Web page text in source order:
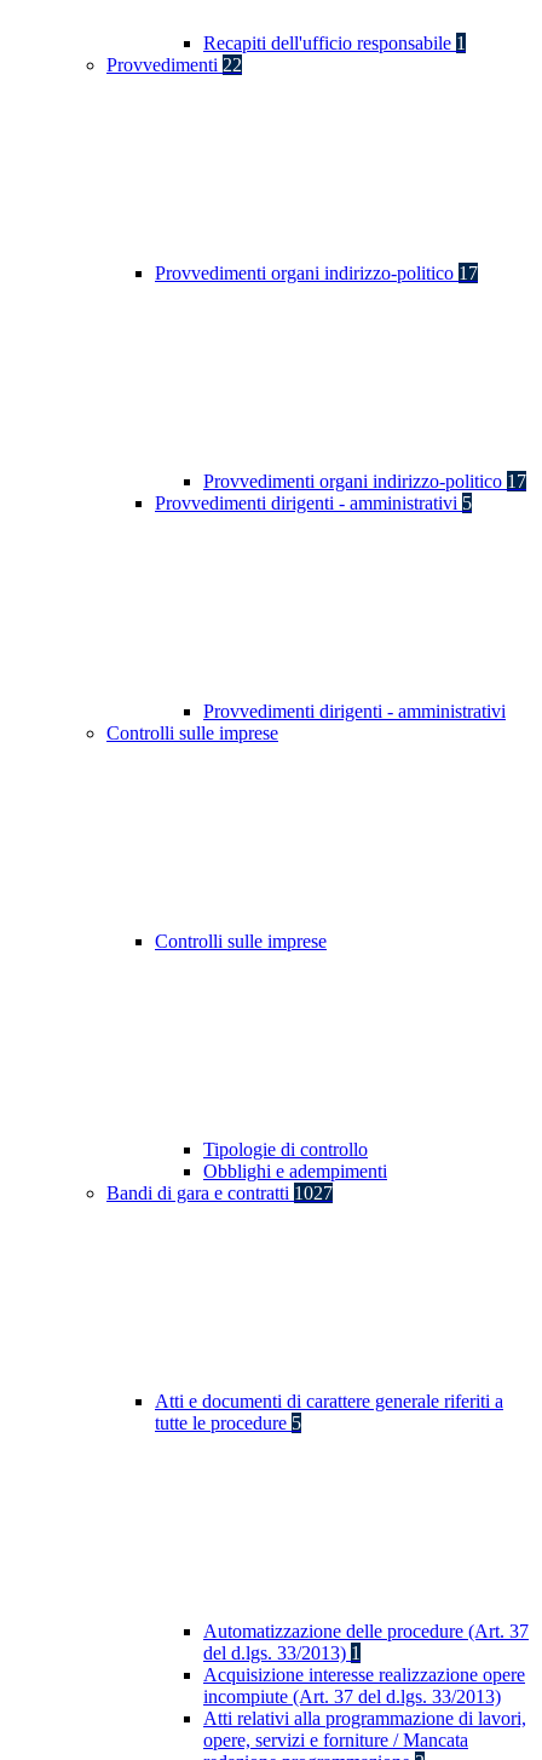
Recapiti dell'ufficio responsabile 1
Provvedimenti 22
Provvedimenti organi indirizzo-politico 17
Provvedimenti organi indirizzo-politico 17
Provvedimenti dirigenti - amministrativi 5
Provvedimenti dirigenti - amministrativi
Controlli sulle imprese
Controlli sulle imprese
Tipologie di controllo
Obblighi e adempimenti
Bandi di gara e contratti 1027
Atti e documenti di carattere generale riferiti a
tutte le procedure 5
Automatizzazione delle procedure (Art. 37
del d.lgs. 33/2013) 1
Acquisizione interesse realizzazione opere
incompiute (Art. 37 del d.lgs. 33/2013)
Atti relativi alla programmazione di lavori,
opere, servizi e forniture / Mancata